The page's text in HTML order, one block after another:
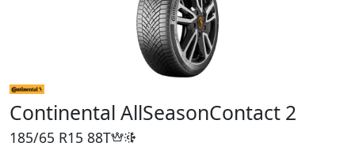
Continental AllSeasonContact 2
185/65 R15 88T